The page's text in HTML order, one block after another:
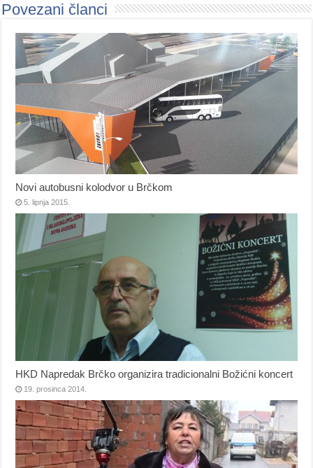
Povezani članci
Novi autobusni kolodvor u Brčkom
5. lipnja 2015.
HKD Napredak Brčko organizira tradicionalni Božićni koncert
19. prosinca 2014.